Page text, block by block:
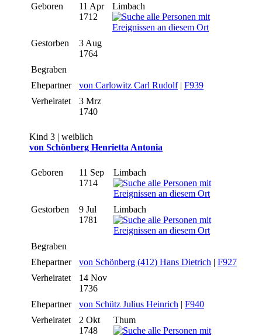
Geboren
11 Apr
1712
Limbach
Gestorben
3 Aug
1764
Begraben
Ehepartner
von Carlowitz Carl Rudolf| F939
Verheiratet
3 Mrz
1740
Kind 3 | weiblich
von Schönberg Henrietta Antonia
Geboren
11 Sep
1714
Limbach
Gestorben
9 Jul
1781
Limbach
Begraben
Ehepartner
von Schönberg (412) Hans Dietrich | F927
Verheiratet
14 Nov
1736
Ehepartner
von Schütz Julius Heinrich | F940
Verheiratet
2 Okt
1748
Thum